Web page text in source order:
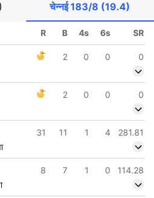
चेन्नई183/8 (19.4)
R B 4s 6s SR
2 0 0
0
2 0 0
0
31 11 1 4
281.81
8 7 1 0
114.28